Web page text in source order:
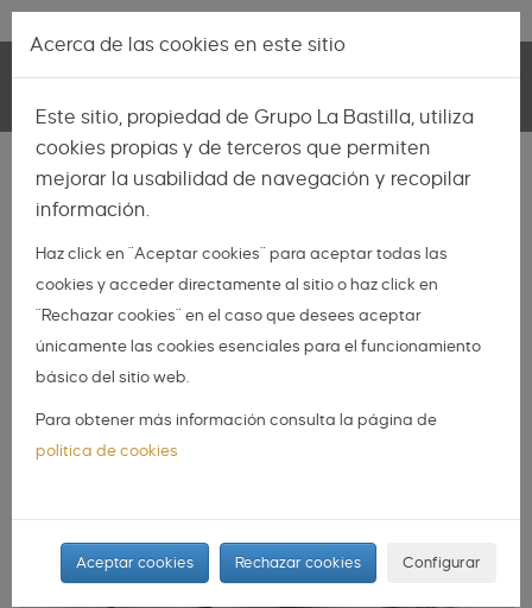
Pasar al contenido principal
navigation
INSPIRACIÓN
NOVIOS
ORGANIZA TU BODA
DIARIO DE UNA BODA
10 ideas para una noche de
Acerca de las cookies en este sitio
Este sitio, propiedad de Grupo La Bastilla, utiliza
cookies propias y de terceros que permiten
mejorar la usabilidad de navegación y recopilar
información.
Haz click en "Aceptar cookies" para aceptar todas las
cookies y acceder directamente al sitio o haz click en
"Rechazar cookies" en el caso que desees aceptar
únicamente las cookies esenciales para el funcionamiento
básico del sitio web.
Para obtener más información consulta la página de
política de cookies
Aceptar cookies Rechazar cookies Configurar